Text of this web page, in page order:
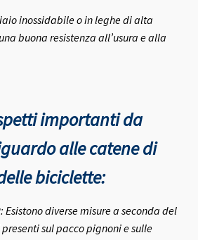
inossidabile o in leghe di alta
buona resistenza all’usura e alla
importanti da
alle catene di
biciclette:
: Esistono diverse misure a seconda del
sul pacco pignoni e sulle